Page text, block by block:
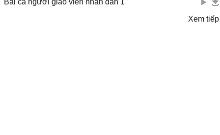
Bài ca người giáo viên nhân dân 1
Xem tiếp